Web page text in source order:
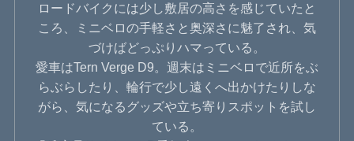
ロードバイクには少し敷居の高さを感じていたと
ころ、ミニベロの手軽さと奥深さに魅了され、気
づけばどっぷりハマっている。
愛車はTern Verge D9。週末はミニベロで近所をぶ
らぶらしたり、輪行で少し遠くへ出かけたりしな
がら、気になるグッズや立ち寄りスポットを試し
ている。